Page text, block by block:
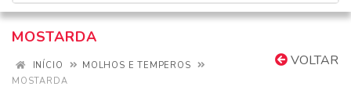
MOSTARDA
VOLTAR
INÍCIO
MOLHOS E TEMPEROS
MOSTARDA